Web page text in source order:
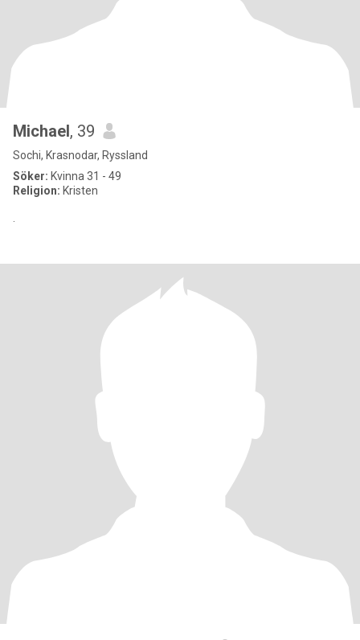
Michael, 39
Sochi, Krasnodar, Ryssland
Söker: Kvinna 31 - 49
Religion: Kristen